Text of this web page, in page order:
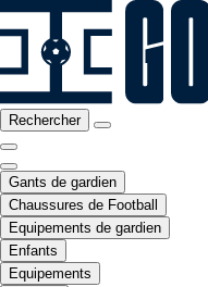
Rechercher
Gants de gardien
Chaussures de Football
Equipements de gardien
Enfants
Equipements